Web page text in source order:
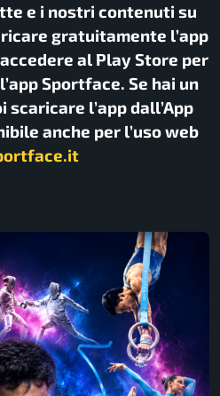
e i nostri contenuti su
gratuitamente l’app
al Play Store per
Sportface. Se hai un
scaricare l’app dall’App
anche per l’uso web